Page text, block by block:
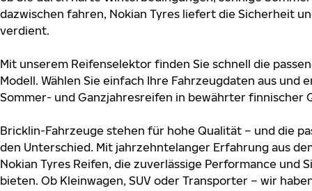
dazwischen fahren, Nokian Tyres liefert die Sicherheit
verdient.
Mit unserem Reifenselektor finden Sie schnell die
Modell. Wählen Sie einfach Ihre Fahrzeugdaten aus und
Sommer- und Ganzjahresreifen in bewährter finnischer
Bricklin-Fahrzeuge stehen für hohe Qualität – und die
den Unterschied. Mit jahrzehntelanger Erfahrung aus
Nokian Tyres Reifen, die zuverlässige Performance und
bieten. Ob Kleinwagen, SUV oder Transporter – wir